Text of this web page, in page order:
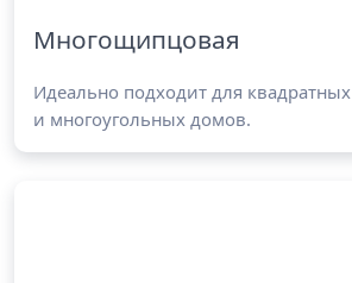
Многощипцовая
Идеально подходит для квадратных
и многоугольных домов.